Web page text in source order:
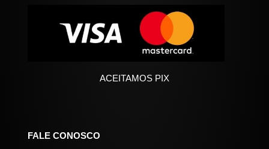
ACEITAMOS PIX
FALE CONOSCO